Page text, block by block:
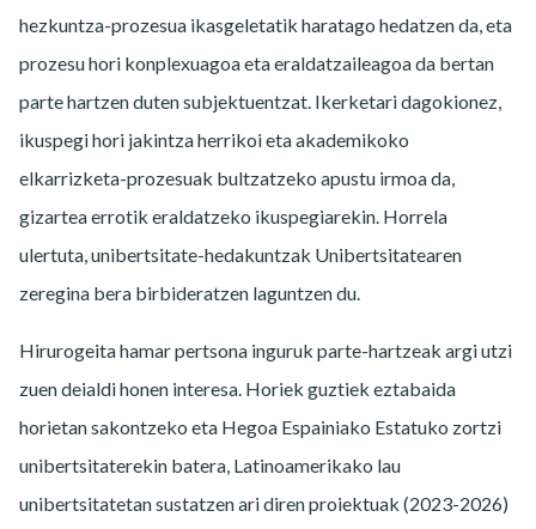
hezkuntza-prozesua ikasgeletatik haratago hedatzen da, eta
prozesu hori konplexuagoa eta eraldatzaileagoa da bertan
parte hartzen duten subjektuentzat. Ikerketari dagokionez,
ikuspegi hori jakintza herrikoi eta akademikoko
elkarrizketa-prozesuak bultzatzeko apustu irmoa da,
gizartea errotik eraldatzeko ikuspegiarekin. Horrela
ulertuta, unibertsitate-hedakuntzak Unibertsitatearen
zeregina bera birbideratzen laguntzen du.
Hirurogeita hamar pertsona inguruk parte-hartzeak argi utzi
zuen deialdi honen interesa. Horiek guztiek eztabaida
horietan sakontzeko eta Hegoa Espainiako Estatuko zortzi
unibertsitaterekin batera, Latinoamerikako lau
unibertsitatetan sustatzen ari diren proiektuak (2023-2026)